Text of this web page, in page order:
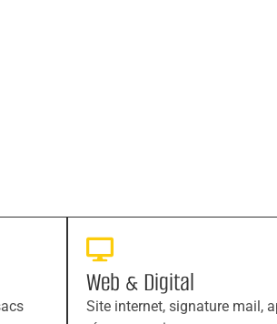
Web & Digital
Site internet, signature mail,